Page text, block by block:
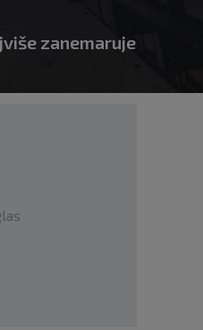
zanemaruje